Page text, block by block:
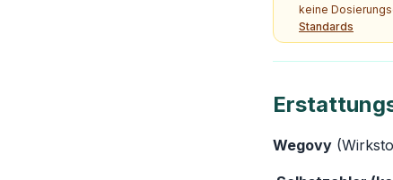
keine
Standards
Wegovy